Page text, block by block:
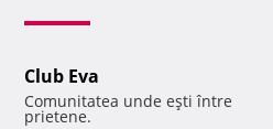
Club Eva
Comunitatea unde eşti între
prietene.